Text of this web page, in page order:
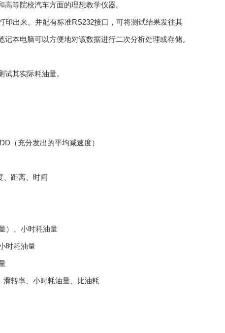
等院校汽车方面的理想教学仪器。
出来。并配有标准RS232接口，可将测试结果发往其
本电脑可以方便地对该数据进行二次分析处理或存储。
其实际耗油量。
（充分发出的平均减速度）
距离、时间
）、小时耗油量
时耗油量
转率、小时耗油量、比油耗